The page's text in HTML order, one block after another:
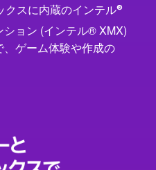
ク スに内蔵のイ ン テ ル®
ョ ン (イ ン テ ル® XMX)
、ゲ ー ム体験や作成の